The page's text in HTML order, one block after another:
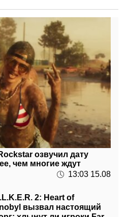
озвучил дату
чем многие ждут
13:03 15.08
2: Heart of
хлынут ли игроки Far
и Metro в сагу ужаса